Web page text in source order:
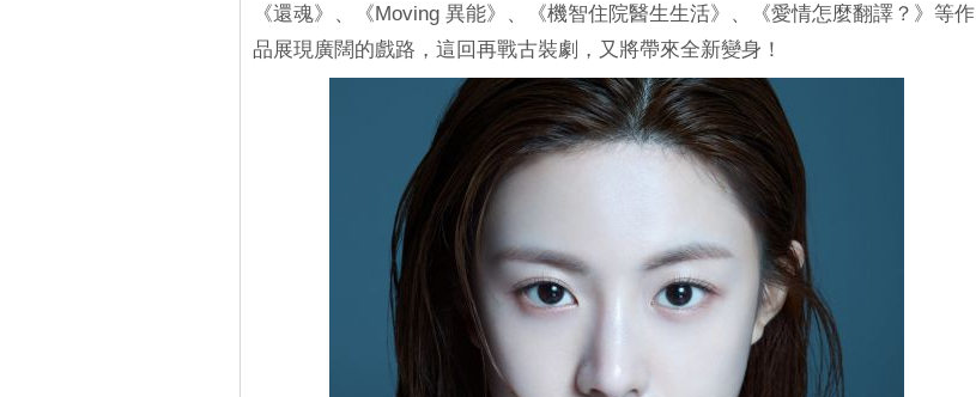
《還魂》、《Moving 異能》、《機智住院醫生生活》、《愛情怎麼翻譯？》等作
品展現廣闊的戲路，這回再戰古裝劇，又將帶來全新變身！